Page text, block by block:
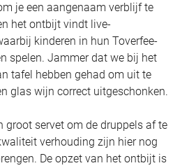
je een aangenaam verblijf te
het ontbijt vindt live-
kinderen in hun Toverfee-
spelen. Jammer dat we bij het
tafel hebben gehad om uit te
glas wijn correct uitgeschonken.
groot servet om de druppels af te
verhouding zijn hier nog
De opzet van het ontbijt is